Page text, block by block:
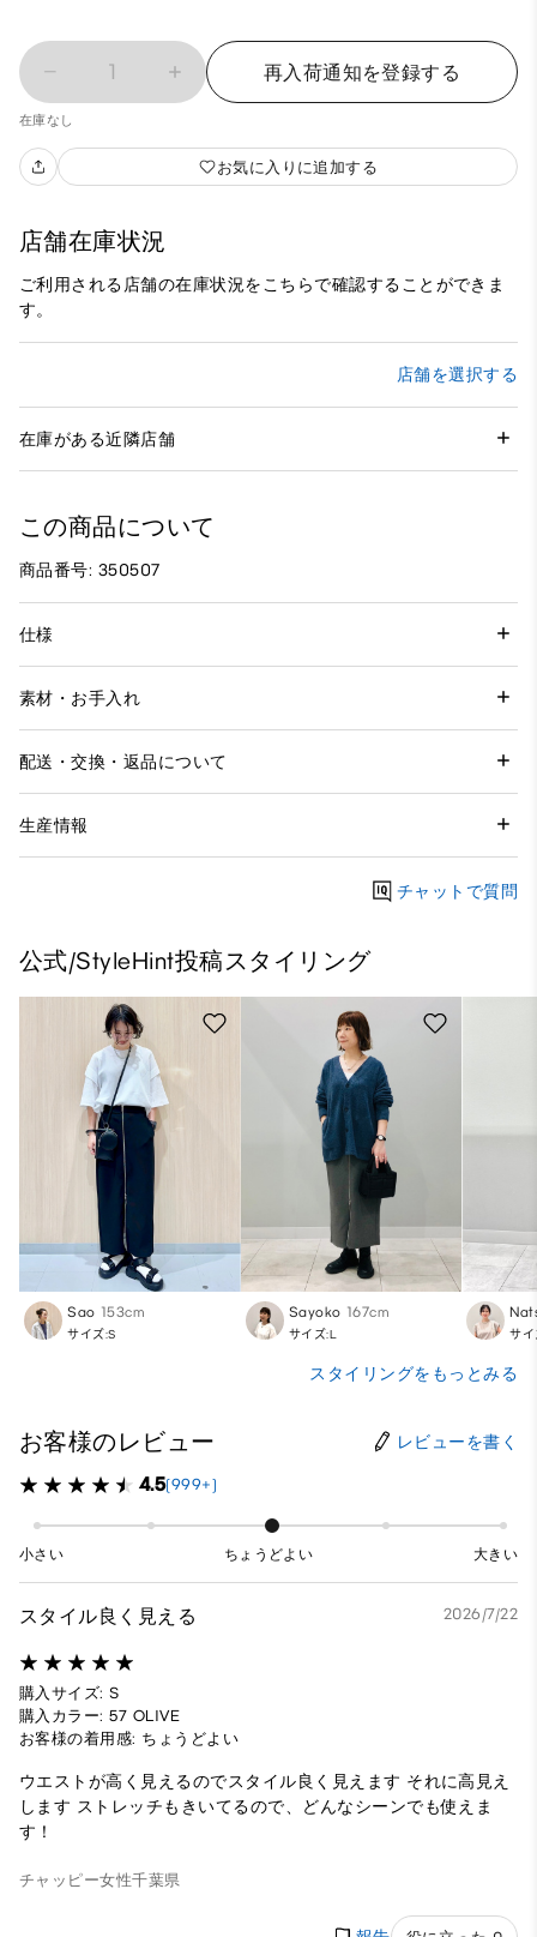
1 再入荷通知を登録する
在庫なし
お気に入りに追加する
店舗在庫状況
ご利用される店舗の在庫状況をこちらで確認することができま
す。
店舗を選択する
在庫がある近隣店舗
この商品について
商品番号: 350507
仕様
素材・お手入れ
配送・交換・返品について
生産情報
チャットで質問
公式/StyleHint投稿スタイリング
Sao 153cm
サイズ:S
Sayoko 167cm
サイズ:L サ
スタイリングをもっとみる
お客様のレビュー レビューを書く
4.5(999+)
小さい ちょうどよい 大きい
スタイル良く見える 2026/7/22
購入サイズ: S
購入カラー: 57 OLIVE
お客様の着用感: ちょうどよい
ウエストが高く見えるのでスタイル良く見えます それに高見え
します ストレッチもきいてるので、どんなシーンでも使えま
す！
チャッピー女性千葉県